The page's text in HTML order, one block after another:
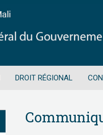
DROIT RÉGIONAL